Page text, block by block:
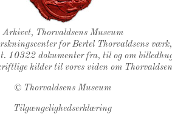
Thorvaldsens Segl
Arkivet, Thorvaldsens Museum
for Bertel Thorvaldsens
10322 dokumenter fra, til og om
kilder til vores viden om
© Thorvaldsens Museum
Tilgængelighedserklæring